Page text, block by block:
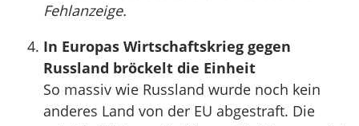
Fehlanzeige.
In Europas Wirtschaftskrieg gegen
Russland bröckelt die Einheit
So massiv wie Russland wurde noch kein
anderes Land von der EU abgestraft. Die